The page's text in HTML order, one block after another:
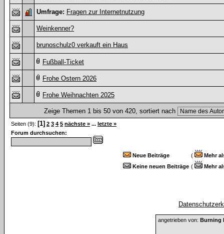
Umfrage: Fragen zur Internetnutzung
Weinkenner?
brunoschulz0 verkauft ein Haus
Fußball-Ticket
Frohe Ostern 2026
Frohe Weihnachten 2025
Zeige Themen 1 bis 50 von 420, sortiert nach
Seiten (9): [1] 2 3 4 5 nächste » ... letzte »
Forum durchsuchen:
Neue Beiträge (
Mehr
Keine neuen Beiträge ( Mehr
angetrieben von: Burning